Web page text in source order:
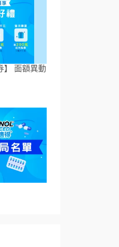
】 面額異動